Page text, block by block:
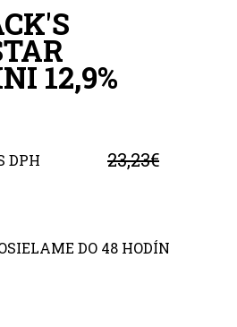
12,9%
DPH 23,23€
DO 48 HODÍN